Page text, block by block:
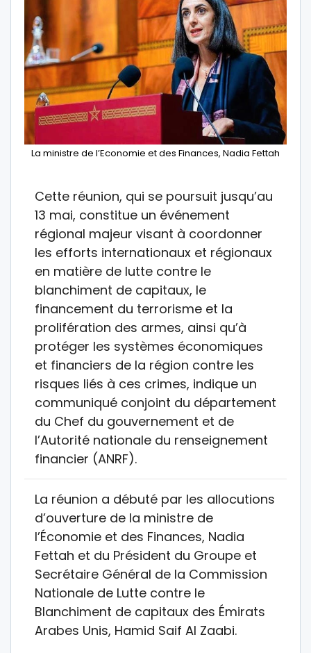
La ministre de l’Economie et des Finances, Nadia Fettah
Cette réunion, qui se poursuit jusqu’au
13 mai, constitue un événement
régional majeur visant à coordonner
les efforts internationaux et régionaux
en matière de lutte contre le
blanchiment de capitaux, le
financement du terrorisme et la
prolifération des armes, ainsi qu’à
protéger les systèmes économiques
et financiers de la région contre les
risques liés à ces crimes, indique un
communiqué conjoint du département
du Chef du gouvernement et de
l’Autorité nationale du renseignement
financier (ANRF).
La réunion a débuté par les allocutions
d’ouverture de la ministre de
l’Économie et des Finances, Nadia
Fettah et du Président du Groupe et
Secrétaire Général de la Commission
Nationale de Lutte contre le
Blanchiment de capitaux des Émirats
Arabes Unis, Hamid Saif Al Zaabi.